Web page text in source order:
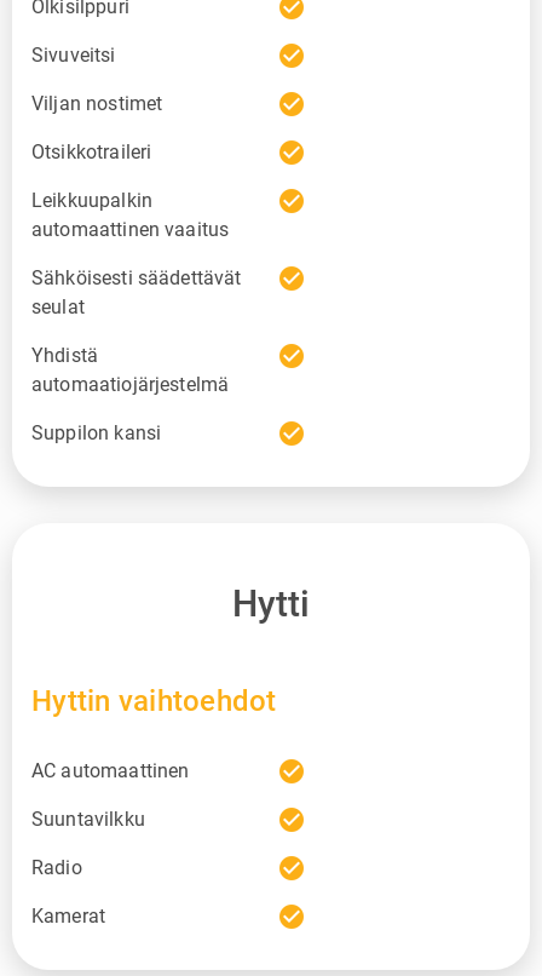
Olkisilppuri check_circle
Sivuveitsi check_circle
Viljan nostimet check_circle
Otsikkotraileri check_circle
Leikkuupalkin
automaattinen vaaitus
check_circle
Sähköisesti säädettävät
seulat
check_circle
Yhdistä
automaatiojärjestelmä
check_circle
Suppilon kansi check_circle
Hytti
Hyttin vaihtoehdot
AC automaattinen check_circle
Suuntavilkku check_circle
Radio check_circle
Kamerat check_circle